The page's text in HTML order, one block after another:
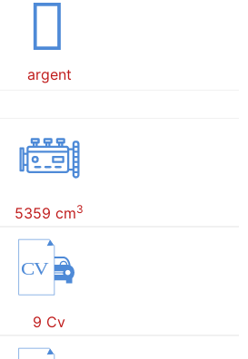
argent
5359 cm3
CV
9 Cv